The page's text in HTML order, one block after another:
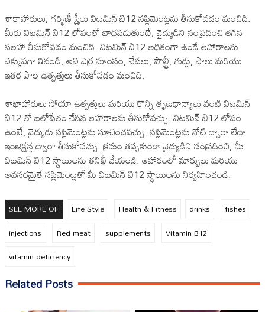
శాకాహారులు, గర్భిణీ స్త్రీలు విటమిన్ బి12 సప్లిమెంట్లను తీసుకోవడం మంచిది.
మీరు విటమిన్ బి12 లోపంతో బాధపడుతుంటే, వైద్యుడిని సంప్రదించి తగిన
సలహా తీసుకోవడం మంచిది. విటమిన్ బి12 అధికంగా ఉండే ఆహారాలను
ఎక్కువగా తినండి, అవి ఎర్ర మాంసం, చేపలు, పౌల్ట్రీ, గుడ్లు, పాలు మరియు
ఇతర పాల ఉత్పత్తులు తీసుకోవడం మంచిది.
శాఖాహారులు సోయా ఉత్పత్తులు మరియు కొన్ని తృణధాన్యాలు వంటి విటమిన్
బి12 తో బలోపేతం చేసిన ఆహారాలను తీసుకోవచ్చు. విటమిన్ బి12 లోపం
ఉంటే, వైద్యుడు సప్లిమెంట్లను సూచించవచ్చు. సప్లిమెంట్లను నోటి ద్వారా లేదా
ఇంజెక్షన్ల ద్వారా తీసుకోవచ్చు. క్రమం తప్పకుండా వైద్యుడిని సంప్రదించి, మీ
విటమిన్ బి12 స్థాయిలను తనిఖీ చేయండి. ఆహారంలో మార్పులు మరియు
అవసరమైతే సప్లిమెంట్లతో మీ విటమిన్ బి12 స్థాయిలను నిర్వహించండి.
SEE MORE OF Life Style Health & Fitness drinks
fishes
injections
Red meat supplements
Vitamin B12
vitamin deficiency
Related Posts